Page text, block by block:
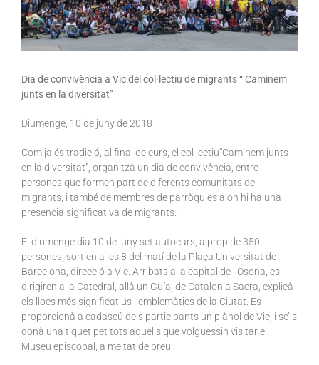
Dia de convivència a Vic del col·lectiu de migrants “ Caminem
junts en la diversitat”
Diumenge, 10 de juny de 2018
Com ja és tradició, al final de curs, el col·lectiu”Caminem junts
en la diversitat”, organitzà un dia de convivència, entre
persones que formen part de diferents comunitats de
migrants, i també de membres de parròquies a on hi ha una
presencia significativa de migrants.
El diumenge dia 10 de juny set autocars, a prop de 350
persones, sortien a les 8 del matí de la Plaça Universitat de
Barcelona, direcció a Vic. Arribats a la capital de l’Osona, es
dirigiren a la Catedral, allà un Guía, de Catalonia Sacra, explicà
els llocs més significatius i emblemàtics de la Ciutat. Es
proporcionà a cadascú dels participants un plànol de Vic, i se’ls
donà una tiquet pet tots aquells que volguessin visitar el
Museu episcopal, a meitat de preu